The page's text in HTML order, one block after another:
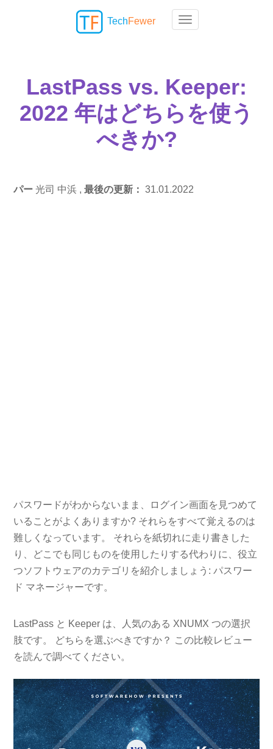
Toggle navigation
TechFewer
LastPass vs. Keeper:
2022 年はどちらを使う
べきか?
パー 光司 中浜 ,最後の更新：31.01.2022
パスワードがわからないまま、ログイン画面を見つめて
いることがよくありますか? それらをすべて覚えるのは
難しくなっています。 それらを紙切れに走り書きした
り、どこでも同じものを使用したりする代わりに、役立
つソフトウェアのカテゴリを紹介しましょう: パスワー
ド マネージャーです。
LastPass と Keeper は、人気のある XNUMX つの選択
肢です。 どちらを選ぶべきですか？ この比較レビュー
を読んで調べてください。